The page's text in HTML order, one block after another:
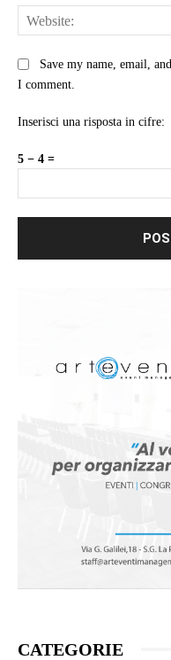
Save my name, email,
I comment.
Inserisci una risposta in cifre:
5 − 4 =
CATEGORIE